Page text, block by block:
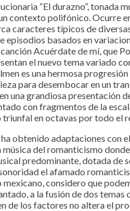
“El durazno”, tonada
contexto polifónico. Ocurre
caracteres típicos de
episodios basados en
Acuérdate de mí, que
el nuevo tema variado
es una hermosa
para desembocar en un
una grandiosa presentación
con fragmentos de la
triunfal en octavas por todo el
obtenido adaptaciones con
música del romanticismo
predominante, dotada de
el afamado
considero que
a la fusión de dos temas
de los factores no altera el